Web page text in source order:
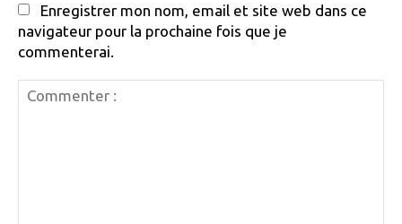
Enregistrer mon nom, email et site web dans ce
navigateur pour la prochaine fois que je
commenterai.